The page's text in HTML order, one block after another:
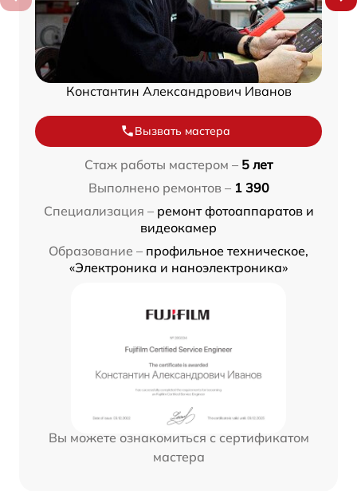
Константин Александрович Иванов
Вызвать мастера
Стаж работы мастером – 5 лет
Выполнено ремонтов – 1 390
Специализация – ремонт фотоаппаратов и
видеокамер
Образование – профильное техническое,
«Электроника и наноэлектроника»
Вы можете ознакомиться с сертификатом
мастера